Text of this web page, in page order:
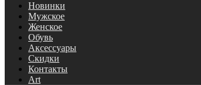
Новинки
Мужское
Женское
Обувь
Аксессуары
Скидки
Контакты
Art